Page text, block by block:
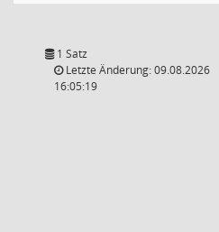
1 Satz
Letzte Änderung: 09.08.2026
16:05:19